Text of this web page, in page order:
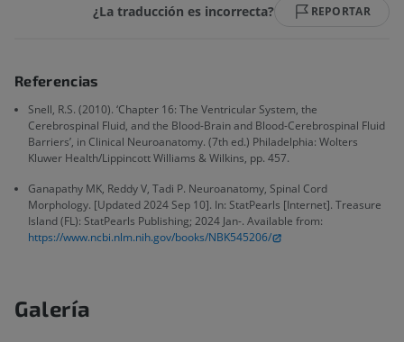
¿La traducción es incorrecta? REPORTAR
Referencias
Snell, R.S. (2010). ‘Chapter 16: The Ventricular System, the
Cerebrospinal Fluid, and the Blood-Brain and Blood-Cerebrospinal Fluid
Barriers’, in Clinical Neuroanatomy. (7th ed.) Philadelphia: Wolters
Kluwer Health/Lippincott Williams & Wilkins, pp. 457.
Ganapathy MK, Reddy V, Tadi P. Neuroanatomy, Spinal Cord
Morphology. [Updated 2024 Sep 10]. In: StatPearls [Internet]. Treasure
Island (FL): StatPearls Publishing; 2024 Jan-. Available from:
https://www.ncbi.nlm.nih.gov/books/NBK545206/
Galería